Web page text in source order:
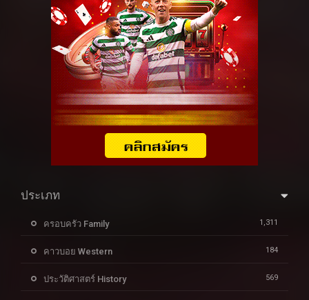
ประเภท
ครอบครัว Family 1,311
คาวบอย Western 184
ประวัติศาสตร์ History 569